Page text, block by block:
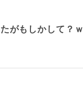
がもしかして？ｗ